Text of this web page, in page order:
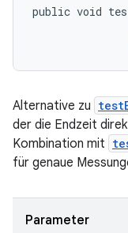
public void
Alternative zu
der die Endzeit
Kombination mit
für genaue
Parameter